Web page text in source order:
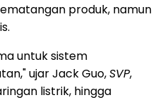
produk, namun
untuk sistem
ujar Jack Guo,SVP,
listrik, hingga